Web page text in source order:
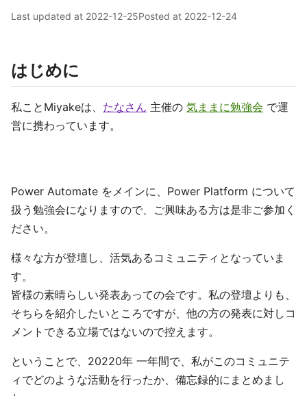
Last updated at 2022-12-25Posted at 2022-12-24
はじめに
私ことMiyakeは、 たなさん 主催の 気ままに勉強会 で運
営に携わっています。
Power Automate をメインに、Power Platform について
扱う勉強会になりますので、ご興味ある方は是非ご参加く
ださい。
様々な方が登壇し、活気あるコミュニティとなっていま
す。
皆様の素晴らしい発表あっての会です。私の登壇よりも、
そちらを紹介したいところですが、他の方の発表に対しコ
メントできる立場ではないので控えます。
ということで、20220年 一年間で、私がこのコミュニテ
ィでどのような活動を行ったか、備忘録的にまとめまし